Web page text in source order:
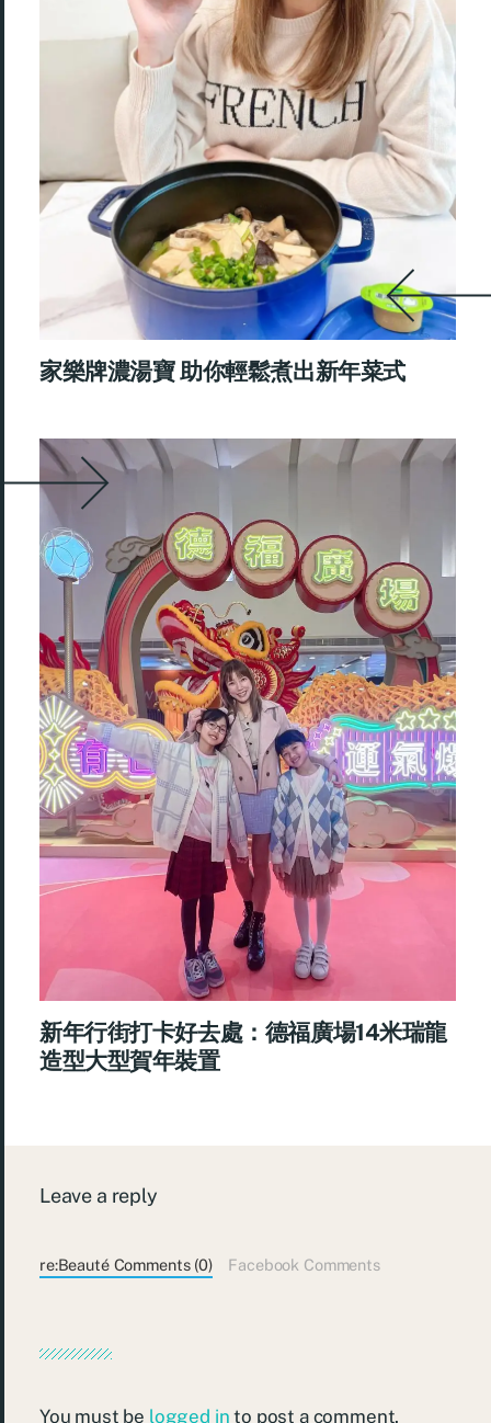
家樂牌濃湯寶 助你輕鬆煮出新年菜式
新年行街打卡好去處：德福廣場14米瑞龍
造型大型賀年裝置
Leave a reply
re:Beauté Comments (0) Facebook Comments
You must be logged in to post a comment.